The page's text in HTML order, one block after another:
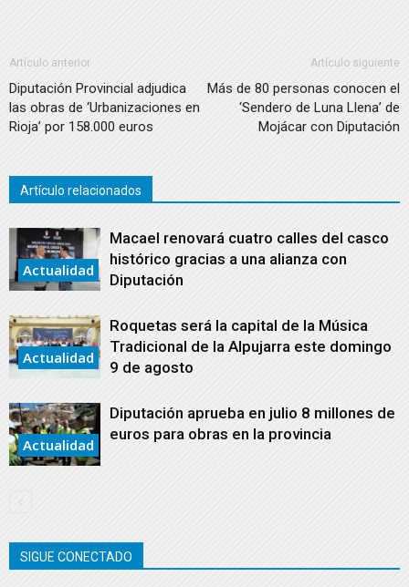
Artículo anterior
Diputación Provincial adjudica
las obras de ‘Urbanizaciones en
Rioja’ por 158.000 euros
Artículo siguiente
Más de 80 personas conocen el
‘Sendero de Luna Llena’ de
Mojácar con Diputación
Artículo relacionados
Actualidad
Macael renovará cuatro calles del casco
histórico gracias a una alianza con
Diputación
Actualidad
Roquetas será la capital de la Música
Tradicional de la Alpujarra este domingo
9 de agosto
Actualidad
Diputación aprueba en julio 8 millones de
euros para obras en la provincia
SIGUE CONECTADO